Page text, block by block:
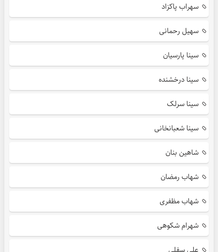
سهراب پاکزاد
سهیل رحمانی
سینا پارسیان
سینا درخشنده
سینا سرلک
سینا شعبانخانی
شاهین بنان
شهاب رمضان
شهاب مظفری
شهرام شکوهی